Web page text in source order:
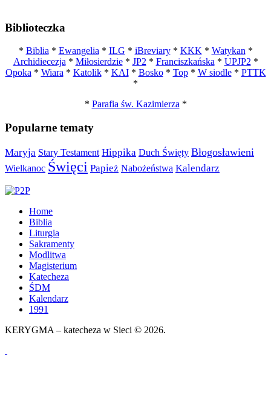
Biblioteczka
* Biblia * Ewangelia * ILG * iBreviary* KKK * Watykan *
Archidiecezja * Miłosierdzie* JP2 * Franciszkańska * UPJP2 *
Opoka * Wiara * Katolik* KAI* Bosko* Top* W siodle* PTTK
*
* Parafia św. Kazimierza *
Popularne tematy
Maryja Stary Testament Hippika Duch Święty Błogosławieni
Wielkanoc Święci Papież Nabożeństwa Kalendarz
Home
Biblia
Liturgia
Sakramenty
Modlitwa
Magisterium
Katecheza
ŚDM
Kalendarz
1991
KERYGMA – katecheza w Sieci © 2026.